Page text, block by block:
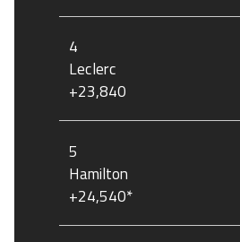
4
Leclerc
+23,840
5
Hamilton
+24,540*